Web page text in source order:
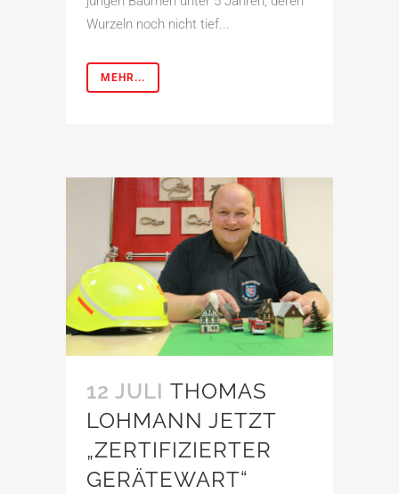
Wurzeln noch nicht tief...
MEHR...
12 JULI THOMAS
LOHMANN JETZT
„ZERTIFIZIERTER
GERÄTEWART“